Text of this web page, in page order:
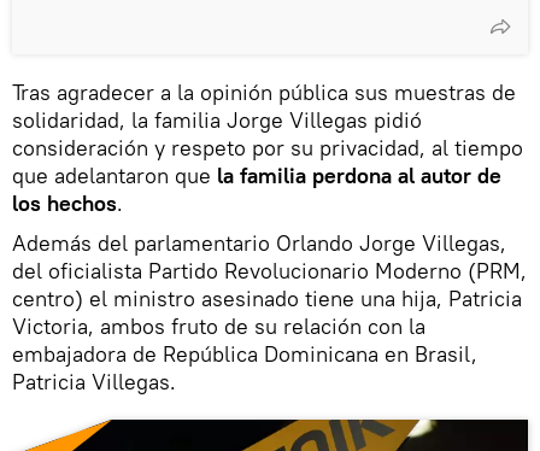
Tras agradecer a la opinión pública sus muestras de
solidaridad, la familia Jorge Villegas pidió
consideración y respeto por su privacidad, al tiempo
que adelantaron que la familia perdona al autor de
los hechos.
Además del parlamentario Orlando Jorge Villegas,
del oficialista Partido Revolucionario Moderno (PRM,
centro) el ministro asesinado tiene una hija, Patricia
Victoria, ambos fruto de su relación con la
embajadora de República Dominicana en Brasil,
Patricia Villegas.